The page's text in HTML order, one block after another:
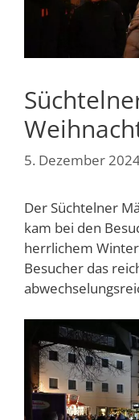
5. Dezember
Der Süchtelner
kam bei den
herrlichem
Besucher das